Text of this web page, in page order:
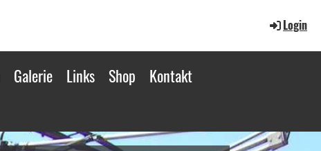
Login
Galerie Links Shop Kontakt